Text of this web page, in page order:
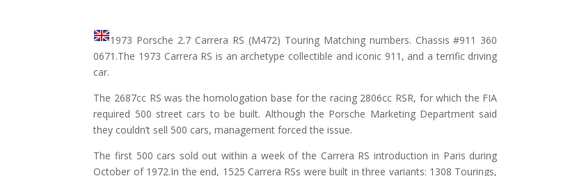
1973 Porsche 2.7 Carrera RS (M472) Touring Matching numbers. Chassis #911 360
0671.The 1973 Carrera RS is an archetype collectible and iconic 911, and a terrific driving
car.
The 2687cc RS was the homologation base for the racing 2806cc RSR, for which the FIA
required 500 street cars to be built. Although the Porsche Marketing Department said
they couldn’t sell 500 cars, management forced the issue.
The first 500 cars sold out within a week of the Carrera RS introduction in Paris during
October of 1972.In the end, 1525 Carrera RSs were built in three variants: 1308 Tourings,